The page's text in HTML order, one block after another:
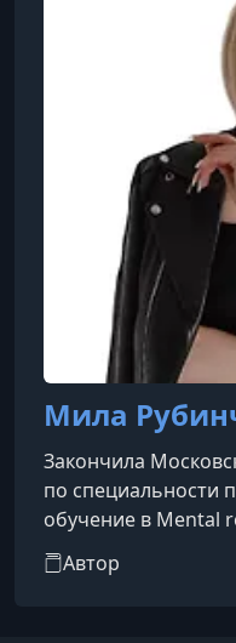
от знакомства с
Аманди для
Мила
Закончила
по специальности
обучение в Mental
California.
Автор